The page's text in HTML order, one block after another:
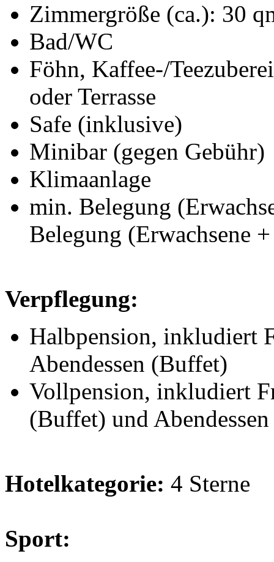
Zimmergröße (ca.): 30
Bad/WC
Föhn, Kaffee-/
oder Terrasse
Safe (inklusive)
Minibar (gegen Gebühr)
Klimaanlage
min. Belegung
Belegung (Erwachsene
Verpflegung:
Halbpension, inkludiert
Abendessen (Buffet)
Vollpension, inkludiert
(Buffet) und
Hotelkategorie: 4 Sterne
Sport: